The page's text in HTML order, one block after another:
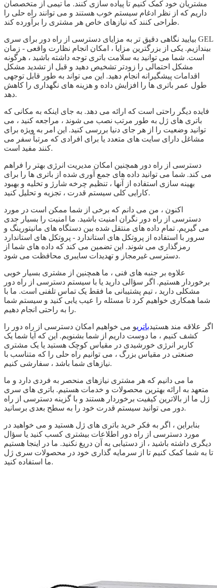
مشتریان خود کمک کنیم تا پیاده سازی کنند. ما تیمی از متخصصان
داریم که از نظر ادغام سیستم خوب هستند و می توانند راه حلی را
طراحی کنند که نیازهای خاص هر مشتری را برآورده کند.
بیایید نگاهی دقیق تر به مزایای دسترسی از راه دور برای سری GEL
بیندازیم. یکی از بزرگترین مزایا ، امکان انجام نظارت واقعی - زمان
است. شما می توانید به سلامت باتری توجه داشته باشید ، هرگونه
مشکل احتمالی را زودتر تشخیص دهید و قبل از تشدید مشکل
اقدامات پیشگیرانه انجام دهید. این می تواند به طور قابل توجهی
طول عمر باتری ها را افزایش داده و هزینه های نگهداری را کاهش
دهد.
فایده دیگر راحتی است که ارائه می دهد. به جای اینکه به مکانی که
باتری های ژل به طور مرتب نصب می شوند ، مراجعه کنید ، می
توانید وضعیت را از هر جای دنیا بررسی کنید. این امر به ویژه برای
مشاغل دارای سایت های متعدد یا برای افرادی که مرتباً سفر می
کنند مفید است.
دسترسی از راه دور همچنین امکان مدیریت انرژی بهتر را فراهم
می کند. شما می توانید داده های جمع آوری شده از باتری ها را برای
بهینه سازی استفاده از آنها ، تنظیم چرخه شارژ و تخلیه و بهبود
کارایی کلی سیستم قدرت ، تجزیه و تحلیل کنید.
اکنون ، من می دانم که برخی از شما ممکن است در مورد
دسترسی از راه دور نگران امنیت باشید. ما امنیت را بسیار جدی
می گیریم. تمام داده های منتقل شده بین دستگاه های مانیتورینگ و
سرور با استفاده از پروتکل های استاندارد - پروتکل های استاندارد
رمزگذاری می شوند. این تضمین می کند که داده های شما از
دسترسی غیرمجاز و تهدیدات سایبری محافظت می شود.
علاوه بر جنبه های فنی ، ما همچنین از مشتری بسیار خوبی
برخوردار هستیم. اگر سؤالی دارید یا با سیستم دسترسی از راه دور
مشکلی دارید ، تیم پشتیبانی ما فقط یک تماس تلفنی است. ما با
شما همکاری خواهیم کرد تا مسئله را عیب یابی کنید و سیستم شما
را به راحتی انجام دهیم.
اگر علاقه مند هستیدباتریو می خواهیم امکان دسترسی از راه دور را
کشف کنیم ، ما دوست داریم از شما بشنویم. این که آیا شما یک
کاربر انرژی خورشیدی در مقیاس کوچک هستید یا یک مشتری
صنعتی در مقیاس بزرگ ، می توانیم راه حلی را که متناسب با
نیازهای شما باشد ، سفارشی کنیم.
ما می دانیم که هر مشتری نیازهای منحصر به فردی دارد و ما
متعهد به ارائه بهترین محصولات و خدمات هستیم. باتری های سری
ژل ما از بالاترین کیفیت برخوردار هستند و با گزینه دسترسی از راه
دور می توانید سیستم قدرت خود را به سطح بعدی برسانید.
بنابراین ، اگر به فکر خرید باتری های ژل هستید و می خواهید در
مورد دسترسی از راه دور اطلاعات بیشتری کسب کنید یا سؤال
دیگری داشته باشید ، از دستیابی به آن دریغ نکنید. ما در اینجا هستیم
تا به شما کمک کنیم تا از سرمایه گذاری خود در محصولات سری ژل
ما استفاده کنید.